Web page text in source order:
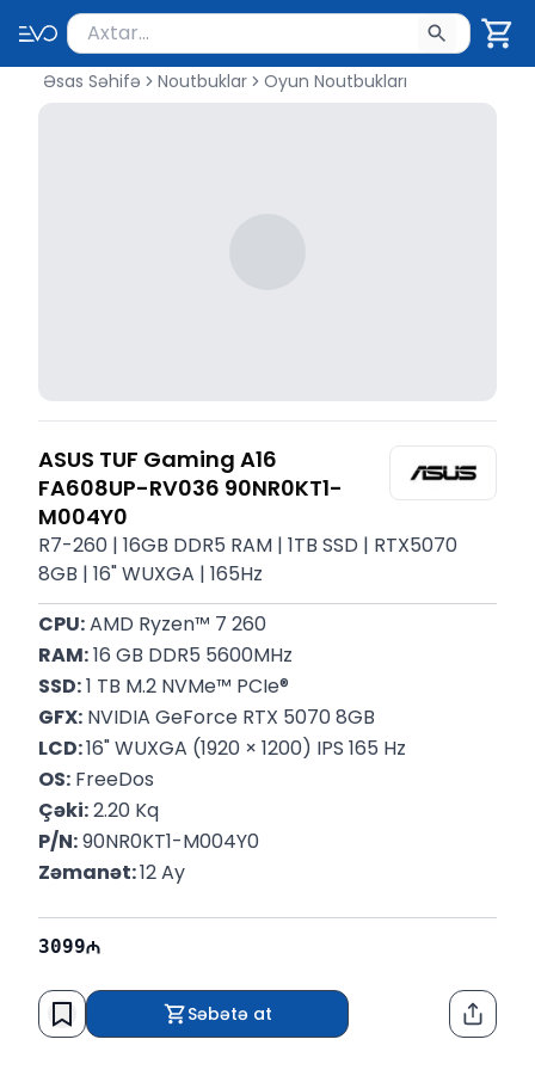
Məhsul axtar
Axtarış üçün ən azı 2 simvol yazın. Göndərmək
Əsas Səhifə Noutbuklar Oyun Noutbukları
ASUS TUF Gaming A16
FA608UP-RV036 90NR0KT1-
M004Y0
R7-260 | 16GB DDR5 RAM | 1TB SSD | RTX5070
8GB | 16" WUXGA | 165Hz
CPU: AMD Ryzen™ 7 260
RAM: 16 GB DDR5 5600MHz
SSD: 1 TB M.2 NVMe™ PCIe®
GFX: NVIDIA GeForce RTX 5070 8GB
LCD: 16" WUXGA (1920 × 1200) IPS 165 Hz
OS: FreeDos
Çəki: 2.20 Kq
P/N: 90NR0KT1-M004Y0
Zəmanət: 12 Ay
3099
Səbətə at